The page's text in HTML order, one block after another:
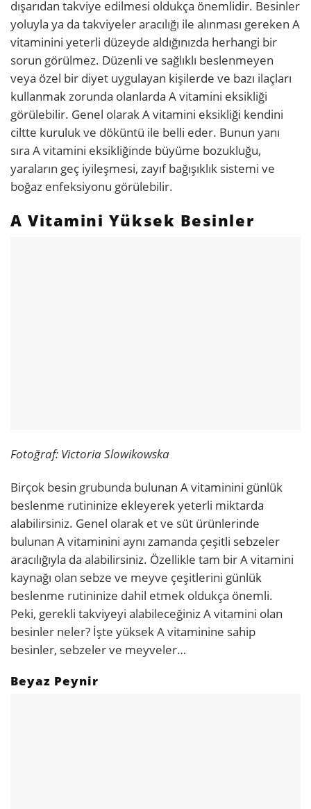
dışarıdan takviye edilmesi oldukça önemlidir. Besinler
yoluyla ya da takviyeler aracılığı ile alınması gereken A
vitaminini yeterli düzeyde aldığınızda herhangi bir
sorun görülmez. Düzenli ve sağlıklı beslenmeyen
veya özel bir diyet uygulayan kişilerde ve bazı ilaçları
kullanmak zorunda olanlarda A vitamini eksikliği
görülebilir. Genel olarak A vitamini eksikliği kendini
ciltte kuruluk ve döküntü ile belli eder. Bunun yanı
sıra A vitamini eksikliğinde büyüme bozukluğu,
yaraların geç iyileşmesi, zayıf bağışıklık sistemi ve
boğaz enfeksiyonu görülebilir.
A Vitamini Yüksek Besinler
Fotoğraf: Victoria Slowikowska
Birçok besin grubunda bulunan A vitaminini günlük
beslenme rutininize ekleyerek yeterli miktarda
alabilirsiniz. Genel olarak et ve süt ürünlerinde
bulunan A vitaminini aynı zamanda çeşitli sebzeler
aracılığıyla da alabilirsiniz. Özellikle tam bir A vitamini
kaynağı olan sebze ve meyve çeşitlerini günlük
beslenme rutininize dahil etmek oldukça önemli.
Peki, gerekli takviyeyi alabileceğiniz A vitamini olan
besinler neler? İşte yüksek A vitaminine sahip
besinler, sebzeler ve meyveler…
Beyaz Peynir